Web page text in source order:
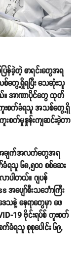
န်ခဲ့တဲ့ စာရင်းတွေအရ
စ်တွေ့ရှိရပြီး သေဆုံးသူ
ယ်။ အာဏာပိုင်တွေ ထုတ်
ကူးစက်ခံရသူ အသစ်တွေ့ရှိ
းစက်မှုနှုန်းကျဆင်းခဲ့တာ
းအချက်အလက်တွေအရ
ရသူ ၆၈,၅၀၀ စစ်ဆေး
ပါတယ်။ ဂျပန်
ပျော်စီးသင်္ဘောကြီး
သနဲ့ နေရာတွေမှာ ဖေ
19 ဗိုင်းရပ်စ် ကူးစက်
ခံရသူ စုစုပေါင်း ၆၉,